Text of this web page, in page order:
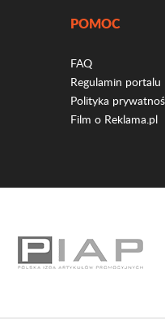
POMOC
FAQ
Regulamin portalu
Polityka
Film o Reklama.pl